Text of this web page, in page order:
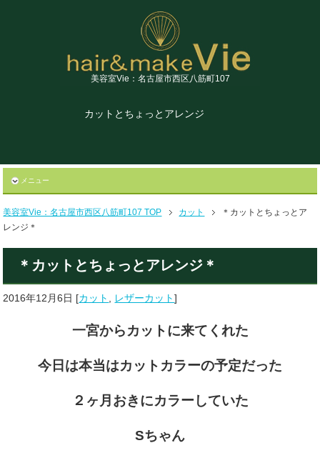
美容室Vie：名古屋市西区八筋町107
カットとちょっとアレンジ
メニュー
美容室Vie：名古屋市西区八筋町107 TOP カット
＊カットとちょっとア
レンジ＊
＊カットとちょっとアレンジ＊
2016年12月6日 [カット , レザーカット]
一宮からカットに来てくれた
今日は本当はカットカラーの予定だった
２ヶ月おきにカラーしていた
Sちゃん